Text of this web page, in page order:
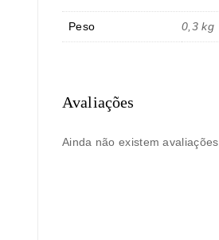
Peso 0,3 kg
Avaliações
Ainda não existem avaliações.